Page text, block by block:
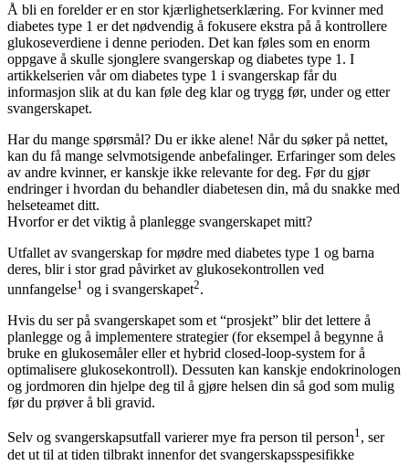
Å bli en forelder er en stor kjærlighetserklæring. For kvinner med
diabetes type 1 er det nødvendig å fokusere ekstra på å kontrollere
glukoseverdiene i denne perioden. Det kan føles som en enorm
oppgave å skulle sjonglere svangerskap og diabetes type 1. I
artikkelserien vår om diabetes type 1 i svangerskap får du
informasjon slik at du kan føle deg klar og trygg før, under og etter
svangerskapet.
Har du mange spørsmål? Du er ikke alene! Når du søker på nettet,
kan du få mange selvmotsigende anbefalinger. Erfaringer som deles
av andre kvinner, er kanskje ikke relevante for deg. Før du gjør
endringer i hvordan du behandler diabetesen din, må du snakke med
helseteamet ditt.
Hvorfor er det viktig å planlegge svangerskapet mitt?
Utfallet av svangerskap for mødre med diabetes type 1 og barna
deres, blir i stor grad påvirket av glukosekontrollen ved
unnfangelse1 og i svangerskapet2.
Hvis du ser på svangerskapet som et “prosjekt” blir det lettere å
planlegge og å implementere strategier (for eksempel å begynne å
bruke en glukosemåler eller et hybrid closed-loop-system for å
optimalisere glukosekontroll). Dessuten kan kanskje endokrinologen
og jordmoren din hjelpe deg til å gjøre helsen din så god som mulig
før du prøver å bli gravid.
Selv og svangerskapsutfall varierer mye fra person til person1, ser
det ut til at tiden tilbrakt innenfor det svangerskapsspesifikke